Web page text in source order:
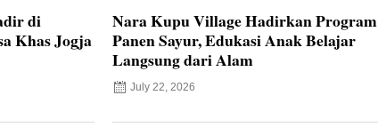
di
Khas Jogja
Nara Kupu Village Hadirkan Program
Panen Sayur, Edukasi Anak Belajar
Langsung dari Alam
July 22, 2026